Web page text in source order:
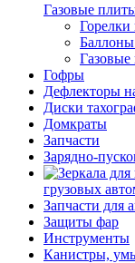
Газовые
Горелки
Баллоны
Гофры
Дефлекторы
Диски
Домкраты
Запчасти
Зарядно-
грузовых
Запчасти для
Защиты фар
Инструменты
Канистры,